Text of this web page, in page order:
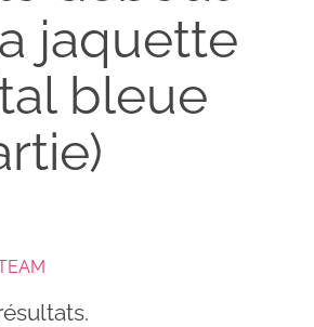
jaquette
bleue